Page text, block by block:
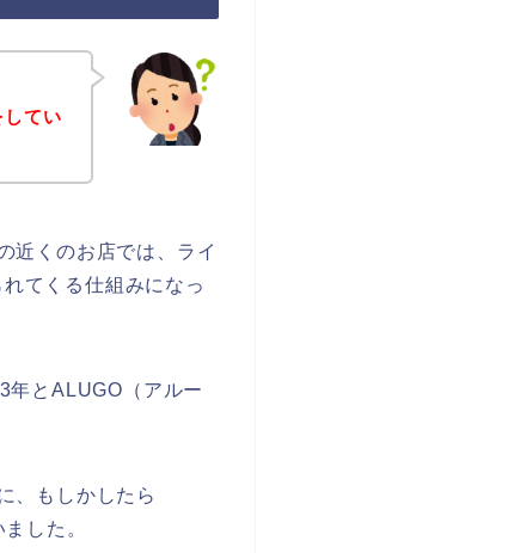
てい
近くのお店では、ライ
てくる仕組みになっ
年とALUGO（アルー
、もしかしたら
した。